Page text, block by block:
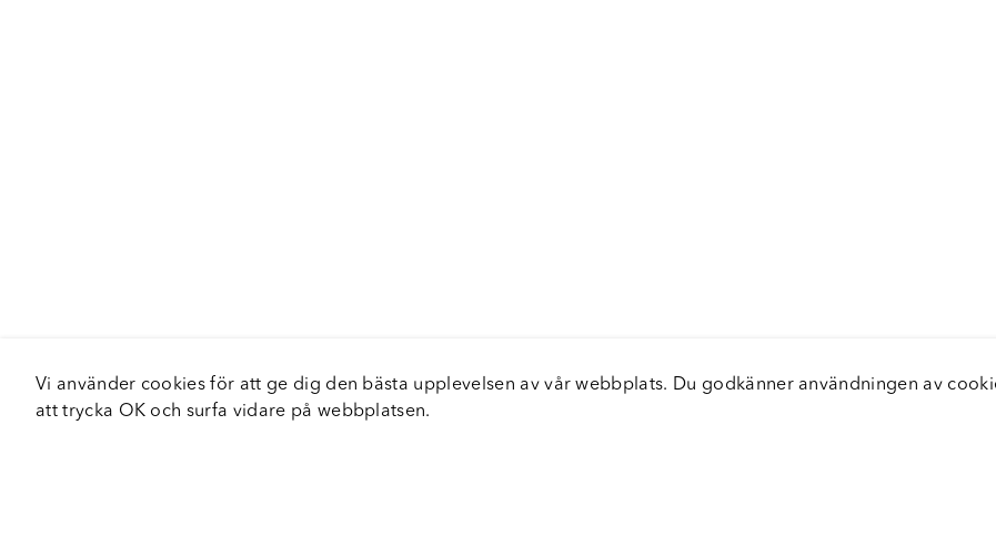
Vi använder cookies för att ge dig den bästa upplevelsen av vår webbplats. Du godkänner användningen av
att trycka OK och surfa vidare på webbplatsen.